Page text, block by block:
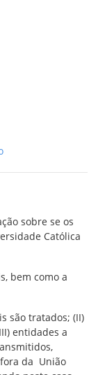
sobre se os
Católica
bem como a
são tratados; (II)
entidades a
da União